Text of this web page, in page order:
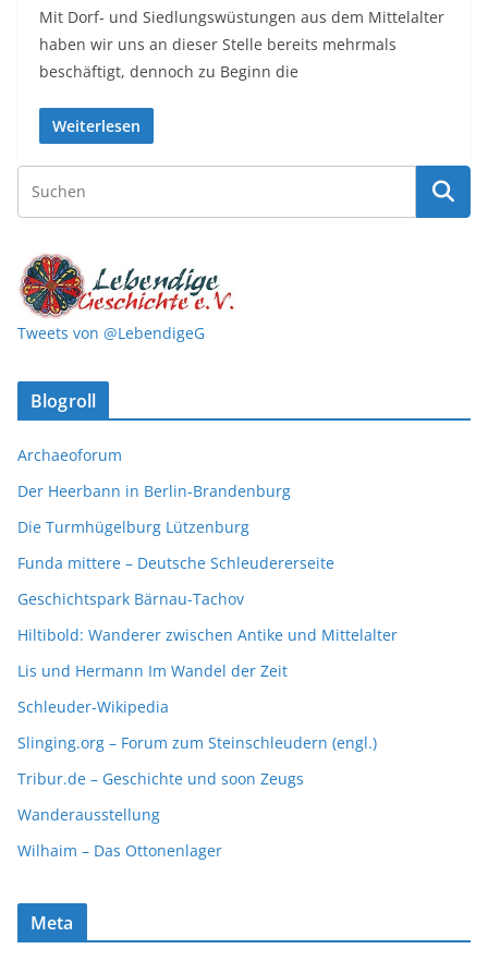
Mit Dorf- und Siedlungswüstungen aus dem Mittelalter
haben wir uns an dieser Stelle bereits mehrmals
beschäftigt, dennoch zu Beginn die
Weiterlesen
Tweets von @LebendigeG
Blogroll
Archaeoforum
Der Heerbann in Berlin-Brandenburg
Die Turmhügelburg Lützenburg
Funda mittere – Deutsche Schleudererseite
Geschichtspark Bärnau-Tachov
Hiltibold: Wanderer zwischen Antike und Mittelalter
Lis und Hermann Im Wandel der Zeit
Schleuder-Wikipedia
Slinging.org – Forum zum Steinschleudern (engl.)
Tribur.de – Geschichte und soon Zeugs
Wanderausstellung
Wilhaim – Das Ottonenlager
Meta